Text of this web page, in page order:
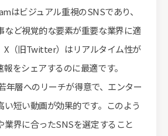
はビジュアル重視のSNSであり、
など視覚的な要素が重要な業界に適
X（旧Twitter）はリアルタイム性が
をシェアするのに最適です。
年層へのリーチが得意で、エンター
い短い動画が効果的です。このよう
業界に合ったSNSを選定すること